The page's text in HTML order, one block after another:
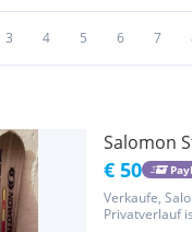
3 4 5 6 7
Salomon
€ 50
Verkaufe,
Privatverlauf